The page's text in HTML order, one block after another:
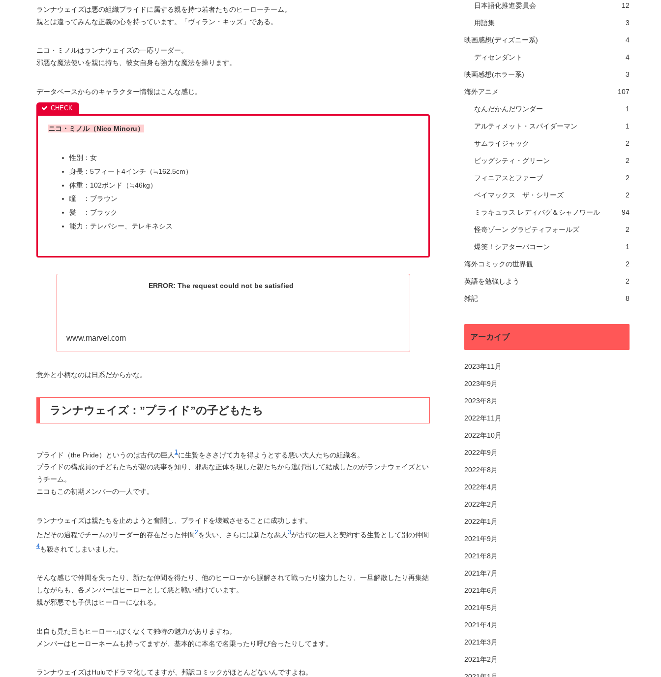
ランナウェイズは悪の組織プライドに属する親を持つ若者たちのヒーローチーム。
親とは違ってみんな正義の心を持っています。「ヴィラン・キッズ」である。
ニコ・ミノルはランナウェイズの一応リーダー。
邪悪な魔法使いを親に持ち、彼女自身も強力な魔法を操ります。
データベースからのキャラクター情報はこんな感じ。
ニコ・ミノル（Nico Minoru）
性別：女
身長：5フィート4インチ（≒162.5cm）
体重：102ポンド（≒46kg）
瞳 ：ブラウン
髪 ：ブラック
能力：テレパシー、テレキネシス
ERROR: The request could not be satisfied
www.marvel.com
意外と小柄なのは日系だからかな。
ランナウェイズ：”プライド”の子どもたち
プライド（the Pride）というのは古代の巨人 1に生贄をささげて力を得ようとする悪い大人たちの組織名。
プライドの構成員の子どもたちが親の悪事を知り、邪悪な正体を現した親たちから逃げ出して結成したのがランナウェイズとい
うチーム。
ニコもこの初期メンバーの一人です。
ランナウェイズは親たちを止めようと奮闘し、プライドを壊滅させることに成功します。
ただその過程でチームのリーダー的存在だった仲間2を失い、さらには新たな悪人 3が古代の巨人と契約する生贄として別の仲間
4も殺されてしまいました。
そんな感じで仲間を失ったり、新たな仲間を得たり、他のヒーローから誤解されて戦ったり協力したり、一旦解散したり再集結
しながらも、各メンバーはヒーローとして悪と戦い続けています。
親が邪悪でも子供はヒーローになれる。
出自も見た目もヒーローっぽくなくて独特の魅力がありますね。
メンバーはヒーローネームも持ってますが、基本的に本名で名乗ったり呼び合ったりしてます。
ランナウェイズはHuluでドラマ化してますが、邦訳コミックがほとんどないんですよね。
日本語化推進委員会 12
用語集 3
映画感想(ディズニー系) 4
ディセンダント 4
映画感想(ホラー系) 3
海外アニメ 107
なんだかんだワンダー 1
アルティメット・スパイダーマン 1
サムライジャック 2
ビッグシティ・グリーン 2
フィニアスとファーブ 2
ベイマックス ザ・シリーズ 2
ミラキュラス レディバグ＆シャノワール 94
怪奇ゾーン グラビティフォールズ 2
爆笑！シアターパコーン 1
海外コミックの世界観 2
英語を勉強しよう 2
雑記 8
アーカイブ
2023年11月
2023年9月
2023年8月
2022年11月
2022年10月
2022年9月
2022年8月
2022年4月
2022年2月
2022年1月
2021年9月
2021年8月
2021年7月
2021年6月
2021年5月
2021年4月
2021年3月
2021年2月